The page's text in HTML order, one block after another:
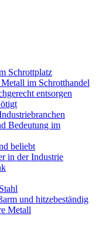
Schrottplatz
im Schrotthandel
entsorgen
Bedeutung im
beliebt
in der Industrie
und hitzebeständig
Metall